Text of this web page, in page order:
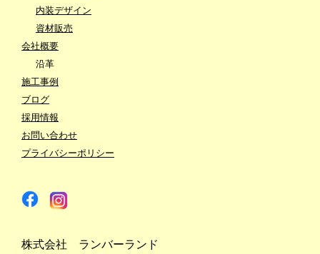
株式会社 ランバーランド
内装デザイン
資材販売
会社概要
沿革
施工事例
ブログ
採用情報
お問い合わせ
プライバシーポリシー